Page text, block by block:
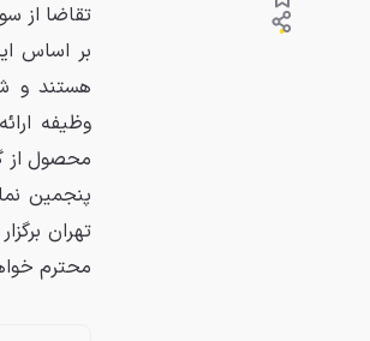
تقاضا از
هستند و
وظیفه
محصول از گارانتی ۸ ساله و یا ۵۰۰ هزار
تهران
محترم